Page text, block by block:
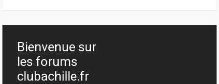
h
Bienvenue sur
les forums
clubachille.fr